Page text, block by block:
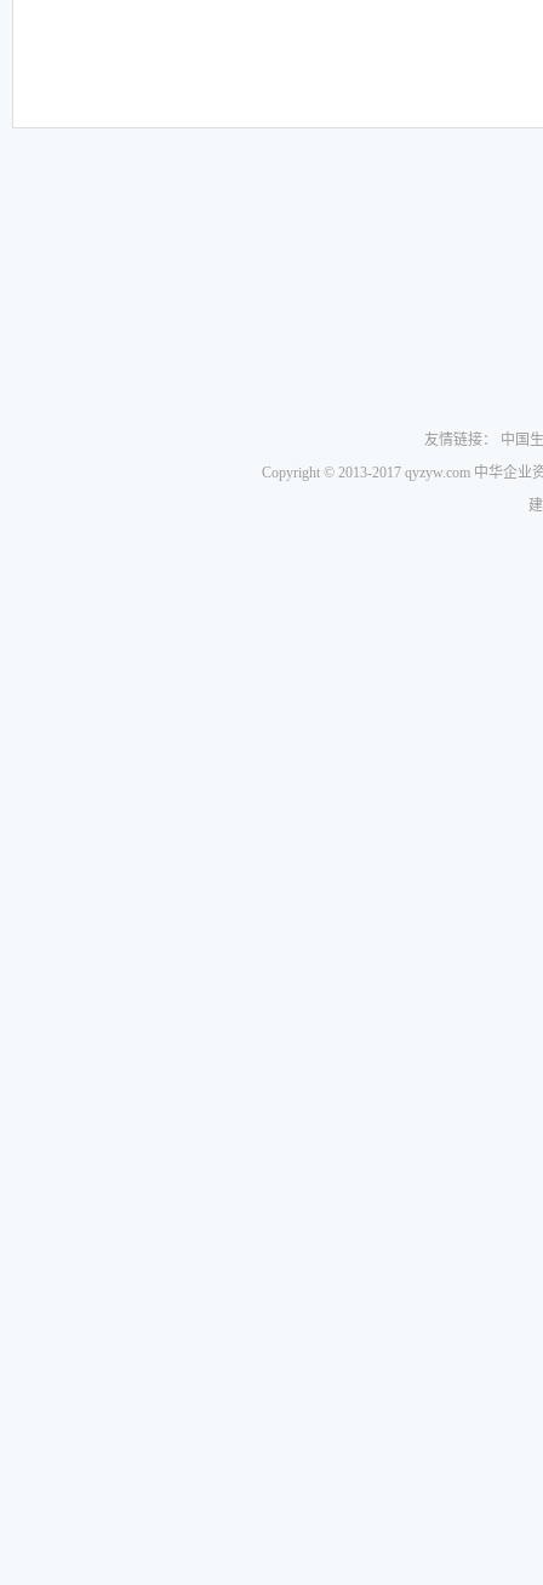
友情链接：
中国
Copyright © 2013-2017 qyzyw.com 中华企业